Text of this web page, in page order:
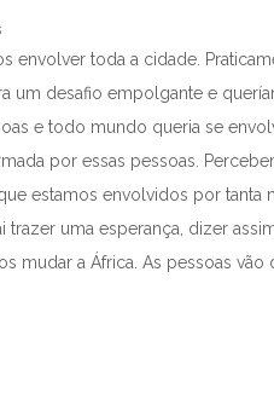
envolver toda a cidade.
um desafio empolgante e
e todo mundo queria se
por essas pessoas.
estamos envolvidos por tanta
uma esperança, dizer
mudar a África. As pessoas